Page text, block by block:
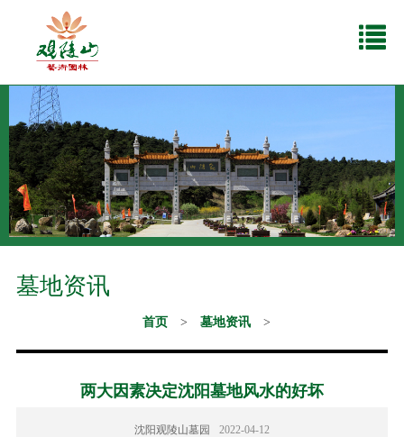
墓地资讯
首页 > 墓地资讯 >
两大因素决定沈阳墓地风水的好坏
沈阳观陵山墓园 2022-04-12